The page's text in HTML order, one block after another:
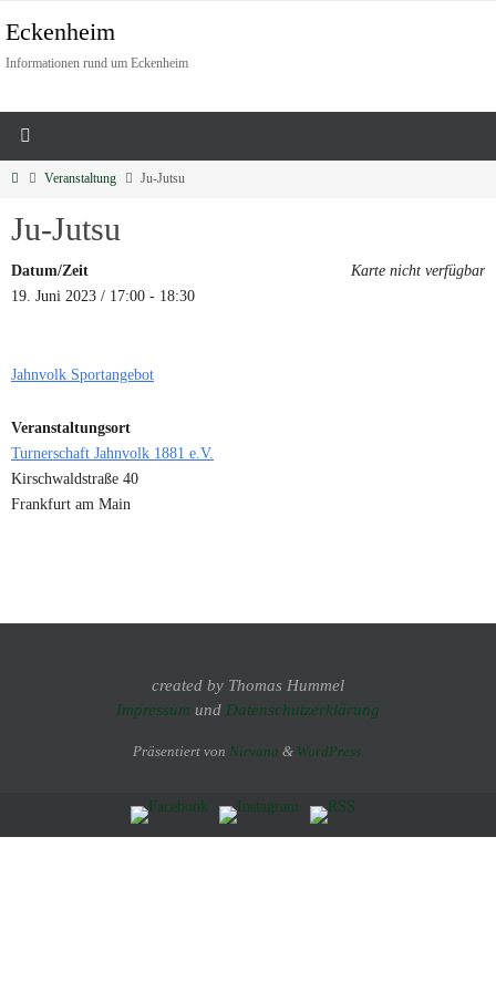
Eckenheim
Informationen rund um Eckenheim
Veranstaltung Ju-Jutsu
Ju-Jutsu
Karte nicht verfügbar
Datum/Zeit
19. Juni 2023 / 17:00 - 18:30
Jahnvolk Sportangebot
Veranstaltungsort
Turnerschaft Jahnvolk 1881 e.V.
Kirschwaldstraße 40
Frankfurt am Main
created by Thomas Hummel
Impressum und Datenschutzerklärung
Präsentiert von Nirvana & WordPress.